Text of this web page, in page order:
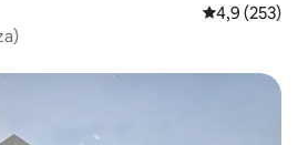
Prosječna
4,9 (253)
s oznakom „Odabrali gosti”